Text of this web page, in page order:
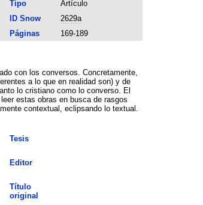
Tipo
Artículo
ID Snow
2629a
Páginas
169-189
con los conversos. Concretamente,
a lo que en realidad son) y de
lo cristiano como lo converso. El
estas obras en busca de rasgos
contextual, eclipsando lo textual.
Tesis
Editor
Título
original